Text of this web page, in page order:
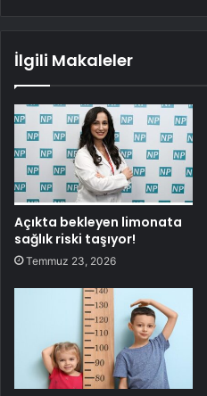
İlgili Makaleler
Açıkta bekleyen limonata
sağlık riski taşıyor!
Temmuz 23, 2026